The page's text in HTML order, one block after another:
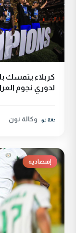
كربلاء يتمسك
لدوري نجوم
وكالة نون
إقتصادية